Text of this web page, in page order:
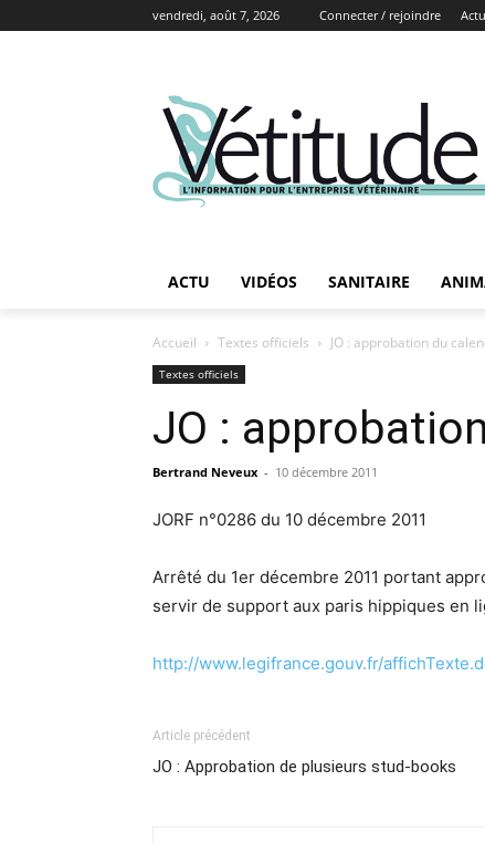
vendredi, août 7, 2026 Connecter / rejoindre Actu
ACTU VIDÉOS SANITAIRE
Accueil Textes officiels JO : approbation du
Textes officiels
JO :
Bertrand Neveux - 10 décembre 2011
JORF n°0286 du 10 décembre 2011
Arrêté du 1er décembre 2011 portant
servir de support aux paris hippiques en
http://www.legifrance.gouv.fr/
Article précédent
JO : Approbation de plusieurs stud-books